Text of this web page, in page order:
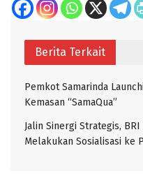
Berita Terkait
Pemkot Samarinda
Kemasan “SamaQua”
Jalin Sinergi Strategis, BRI
Melakukan Sosialisasi ke